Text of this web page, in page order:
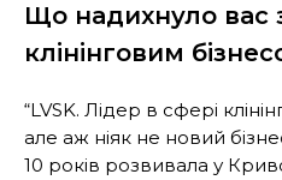
Що надихнуло вас
клінінговим
“LVSK. Лідер в сфері
але аж ніяк не новий
10 років розвивала у